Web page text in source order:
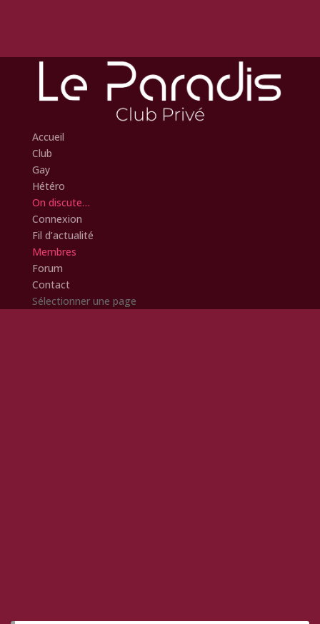
Accueil
Club
Gay
Hétéro
On discute…
Connexion
Fil d’actualité
Membres
Forum
Contact
Sélectionner une page